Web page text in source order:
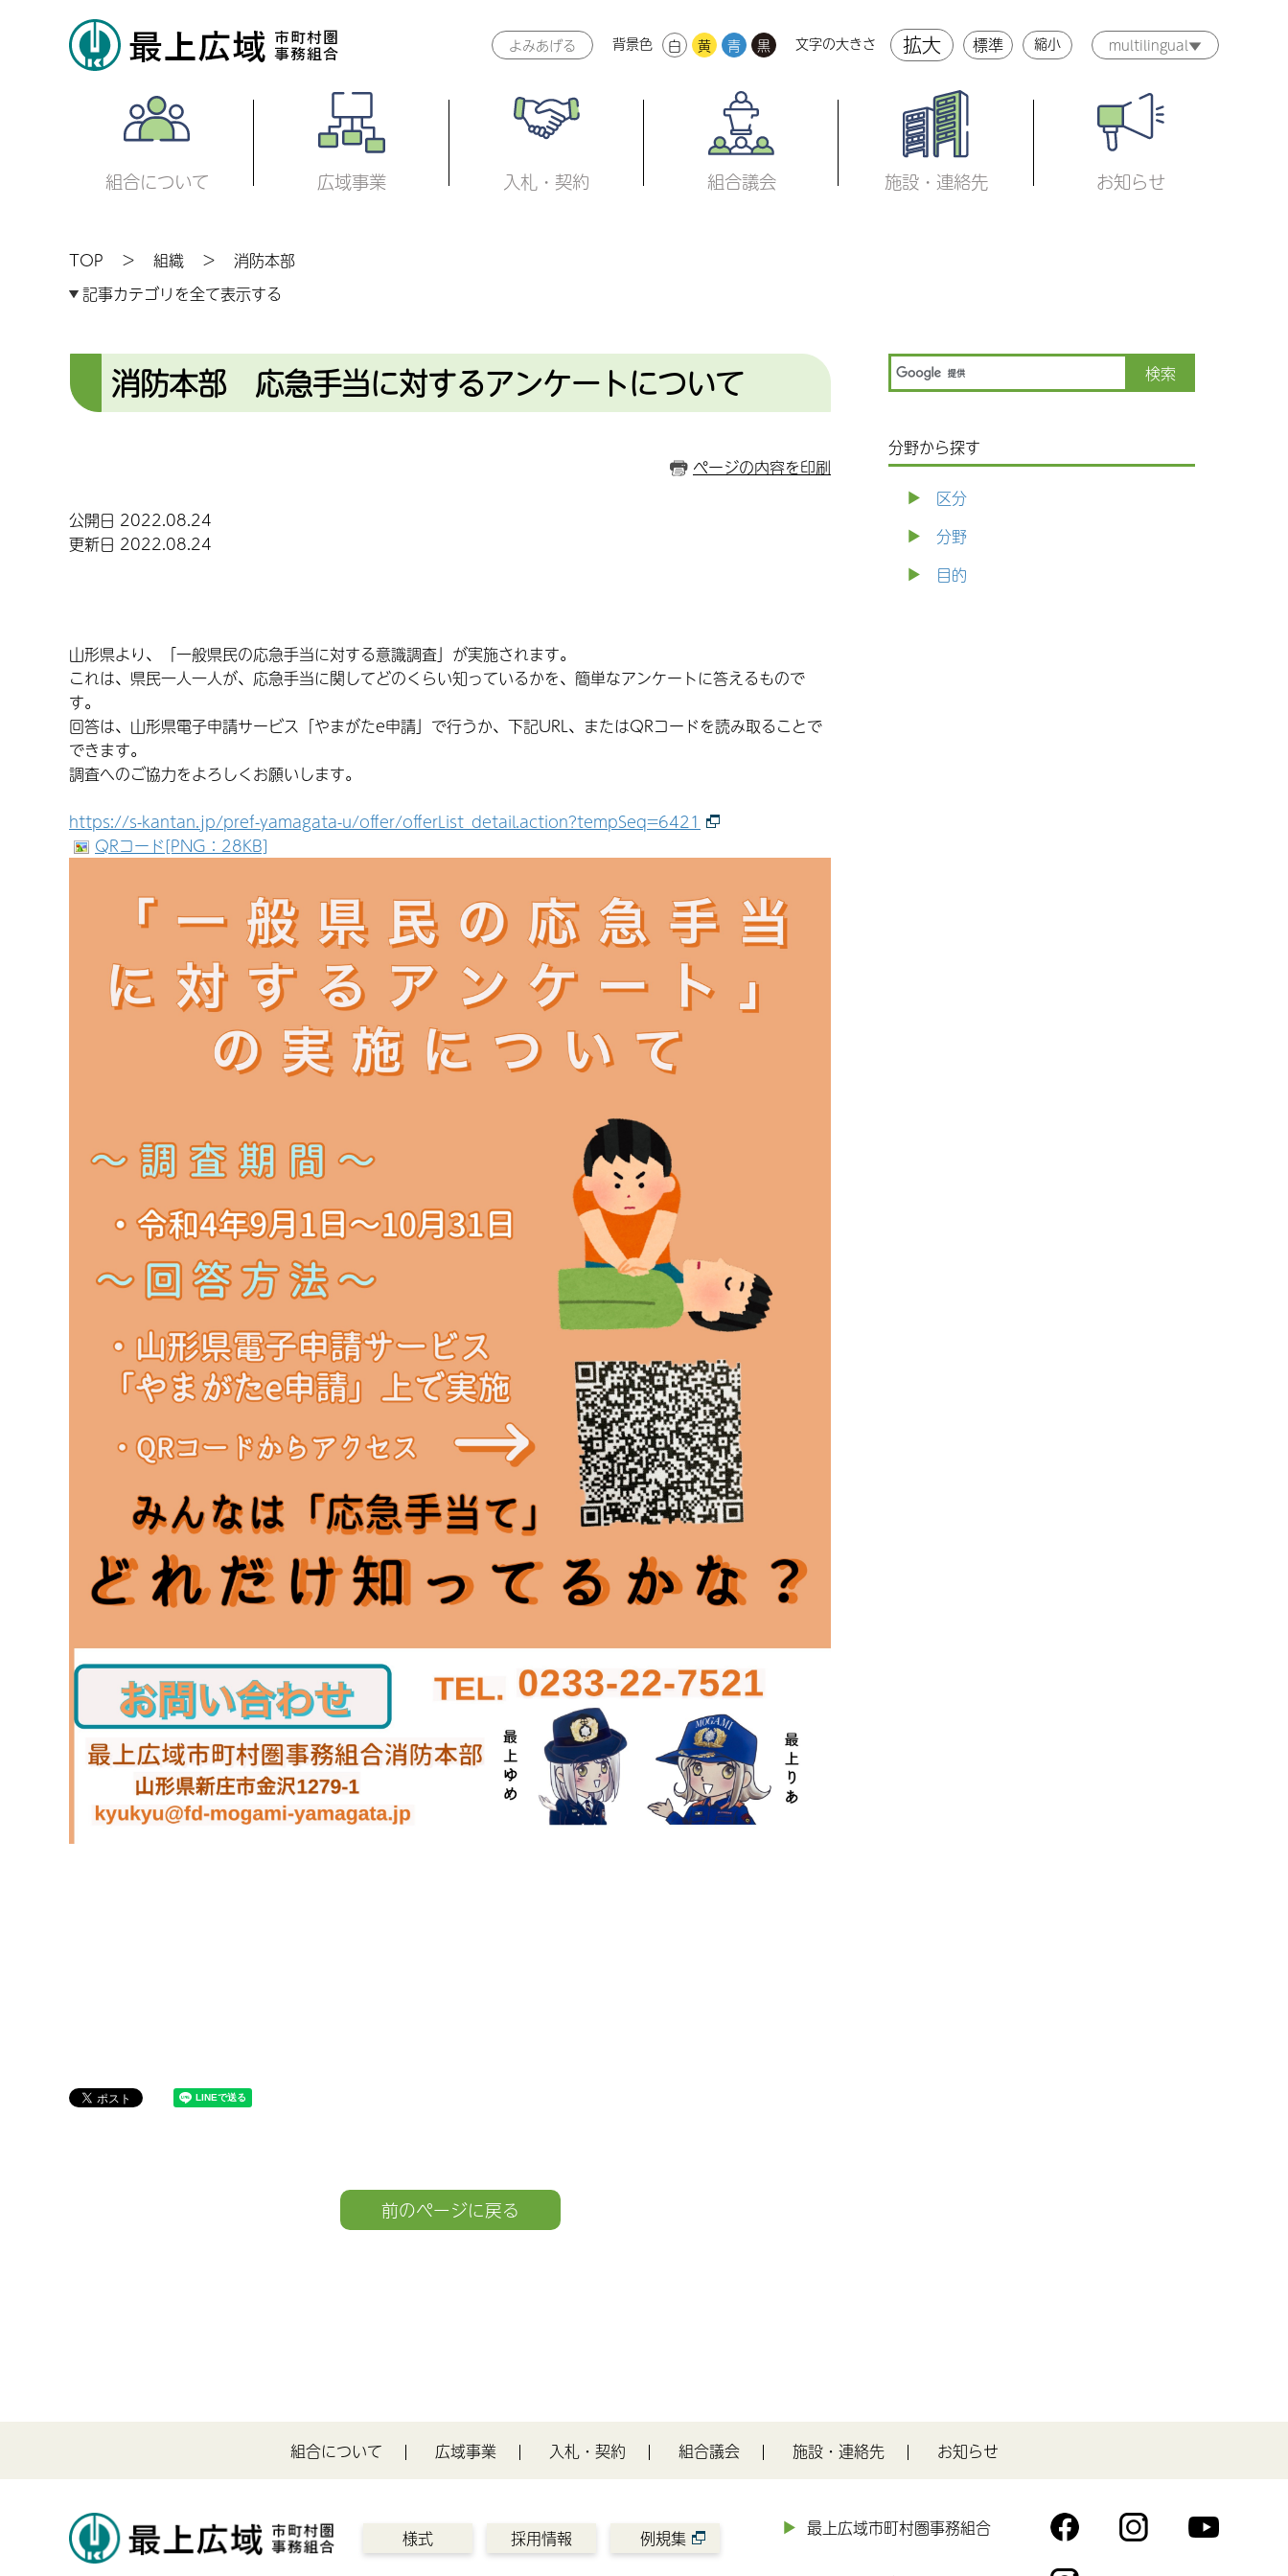
よみあげる 背景色 白 黄 青 黒 文字の大きさ 拡大 標準 縮小 multilingual▼
組合について 広域事業 入札・契約 組合議会 施設・連絡先 お知らせ
TOP 組織
消防本部
記事カテゴリを全て表示する
消防本部 応急手当に対するアンケートについて
ページの内容を印刷
公開日 2022.08.24
更新日 2022.08.24
山形県より、「一般県民の応急手当に対する意識調査」が実施されます。
これは、県民一人一人が、応急手当に関してどのくらい知っているかを、簡単なアンケートに答えるもので
す。
回答は、山形県電子申請サービス「やまがたe申請」で行うか、下記URL、またはQRコードを読み取ることで
できます。
調査へのご協力をよろしくお願いします。
https://s-kantan.jp/pref-yamagata-u/offer/offerList_detail.action?tempSeq=6421
QRコード[PNG：28KB]
前のページに戻る
分野から探す
区分
分野
目的
組合について 広域事業 入札・契約 組合議会 施設・連絡先 お知らせ
様式 採用情報 例規集
最上広域市町村圏事務組合